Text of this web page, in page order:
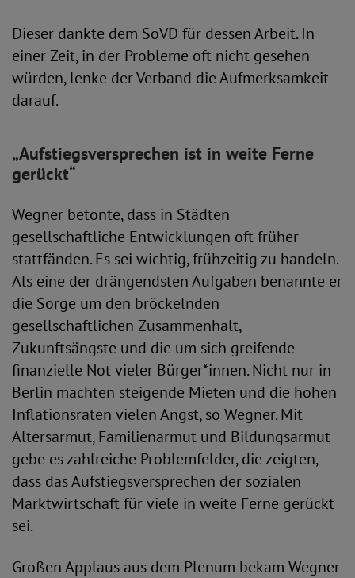
Dieser dankte dem SoVD für dessen Arbeit. In
einer Zeit, in der Probleme oft nicht gesehen
würden, lenke der Verband die Aufmerksamkeit
darauf.
„Aufstiegsversprechen ist in weite Ferne
gerückt“
Wegner betonte, dass in Städten
gesellschaftliche Entwicklungen oft früher
stattfänden. Es sei wichtig, frühzeitig zu handeln.
Als eine der drängendsten Aufgaben benannte er
die Sorge um den bröckelnden
gesellschaftlichen Zusammenhalt,
Zukunftsängste und die um sich greifende
finanzielle Not vieler Bürger*innen. Nicht nur in
Berlin machten steigende Mieten und die hohen
Inflationsraten vielen Angst, so Wegner. Mit
Altersarmut, Familienarmut und Bildungsarmut
gebe es zahlreiche Problemfelder, die zeigten,
dass das Aufstiegsversprechen der sozialen
Marktwirtschaft für viele in weite Ferne gerückt
sei.
Großen Applaus aus dem Plenum bekam Wegner